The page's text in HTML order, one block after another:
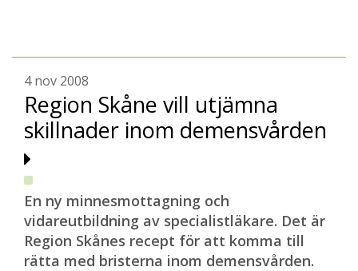
4 nov 2008
Region Skåne vill utjämna
skillnader inom demensvården
En ny minnesmottagning och
vidareutbildning av specialistläkare. Det är
Region Skånes recept för att komma till
rätta med bristerna inom demensvården.